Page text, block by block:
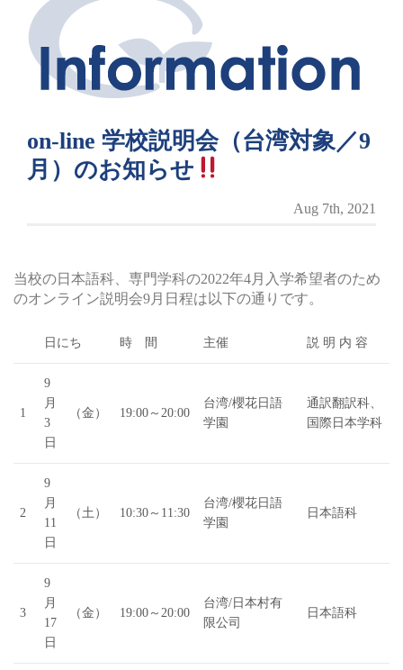
on-line 学校説明会（台湾対象／9
月）のお知らせ
Aug 7th, 2021
当校の日本語科、専門学科の2022年4月入学希望者のため
のオンライン説明会9月日程は以下の通りです。
日にち 時 間 主催 説 明 内 容
1
9
月
3
日
（金） 19:00～20:00
台湾/櫻花日語
学園
通訳翻訳科、
国際日本学科
2
9
月
11
日
（土） 10:30～11:30
台湾/櫻花日語
学園
日本語科
3
9
月
17
日
（金） 19:00～20:00
台湾/日本村有
限公司
日本語科